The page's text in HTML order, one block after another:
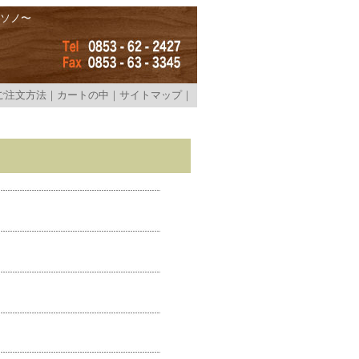
ノ〜
注文方法 カートの中 サイトマップ｜